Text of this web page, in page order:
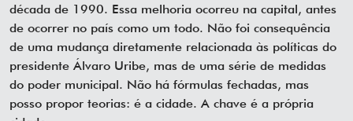
década de 1990. Essa melhoria ocorreu na capital, antes
de ocorrer no país como um todo. Não foi consequência
de uma mudança diretamente relacionada às políticas do
presidente Álvaro Uribe, mas de uma série de medidas
do poder municipal. Não há fórmulas fechadas, mas
posso propor teorias: é a cidade. A chave é a própria